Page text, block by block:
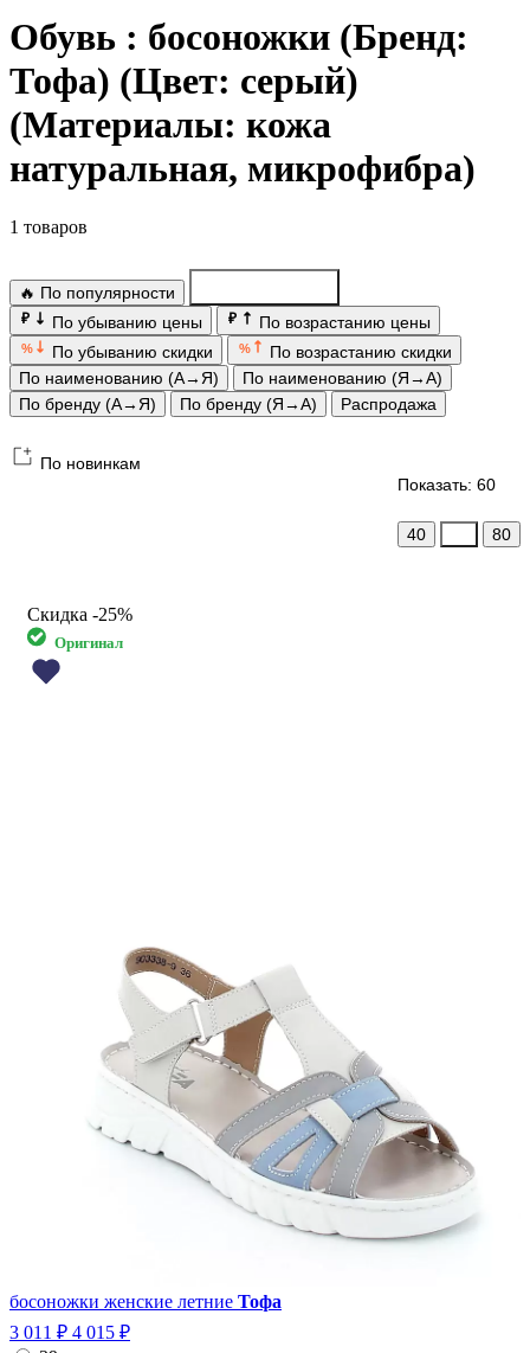
Обувь : босоножки (Бренд:
Тофа) (Цвет: серый)
(Материалы: кожа
натуральная, микрофибра)
1 товаров
🔥 По популярности
₽ По убыванию цены ₽ По возрастанию цены
% По убыванию скидки %
По возрастанию скидки
По наименованию (А→Я)
По наименованию (Я→А)
По бренду (А→Я)
По бренду (Я→А) Распродажа
По новинкам
Показать: 60
40 80
Скидка -25%
Оригинал
босоножки женские летние Тофа
3 011 ₽ 4 015 ₽